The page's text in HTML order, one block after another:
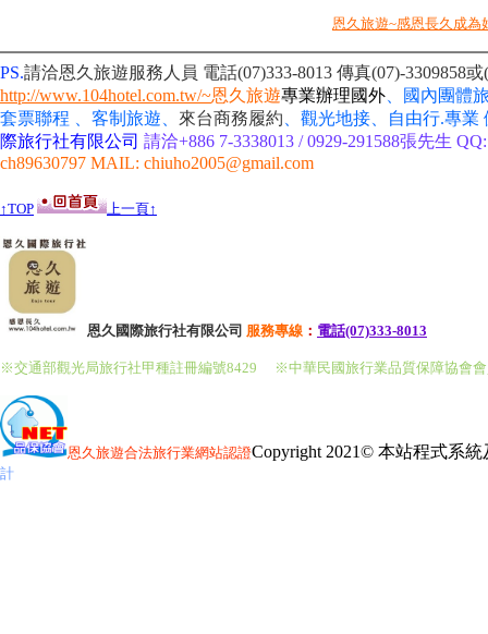
恩久旅遊~感恩長久成為
PS.請洽恩久旅遊服務人員 電話(07)333-8013 傳真(07)-3309858
http://www.104hotel.com.tw/~恩久旅遊專業辦理國外 、國內團體
套票聯程 、客制旅遊、 來台商務履約 觀光地接、自由行.專業
際旅行社有限公司 請洽+886 7-3338013 / 0929-291588張先生
ch89630797 MAIL: chiuho2005@gmail.com
↑TOP 上一頁↑
恩久國際旅行社有限公司 服務專線 ： 電話(07)333-8013
※交通部觀光局旅行社甲種註冊編號8429 ※中華民國旅行業品質保障協會
恩久旅遊合法旅行業網站認證Copyright 2021© 本站程式系
計